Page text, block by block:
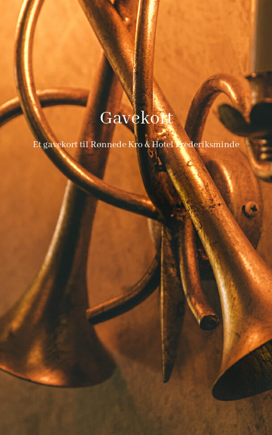
Gavekort
Et gavekort til Rønnede Kro & Hotel Frederiksminde